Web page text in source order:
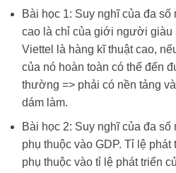
Bài học 1: Suy nghĩ của đa
cao là chỉ của giới người giàu
Viettel là hàng kĩ thuật cao,
của nó hoàn toàn có thể đến
thường => phải có nền tảng
dám làm.
Bài học 2: Suy nghĩ của đa
phụ thuộc vào GDP. Tỉ lệ
phụ thuộc vào tỉ lệ phát triển